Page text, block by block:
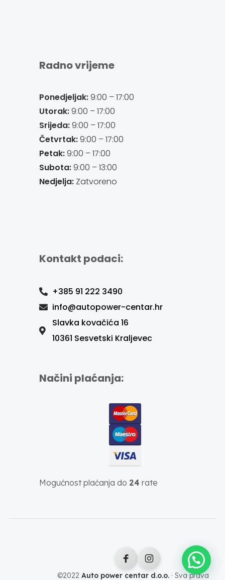
Radno vrijeme
Ponedjeljak:9:00 – 17:00
Utorak:9:00 – 17:00
Srijeda:9:00 – 17:00
Četvrtak:9:00 – 17:00
Petak:9:00 – 17:00
Subota:9:00 – 13:00
Nedjelja:Zatvoreno
Kontakt podaci:
+385 91 222 3490
info@autopower-centar.hr
Slavka kovačića 16
10361 Sesvetski Kraljevec
Načini plaćanja:
Mogućnost plaćanja do 24 rate
©2022 Auto power centar d.o.o.· Sva prava